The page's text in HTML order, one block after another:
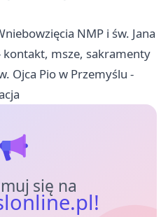
NMP i św. Jana
kontakt, msze, sakramenty
Ojca Pio w Przemyślu -
się na